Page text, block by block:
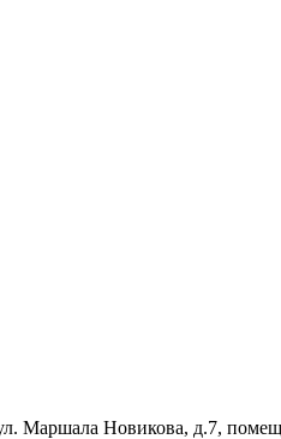
Маршала Новикова, д.7,